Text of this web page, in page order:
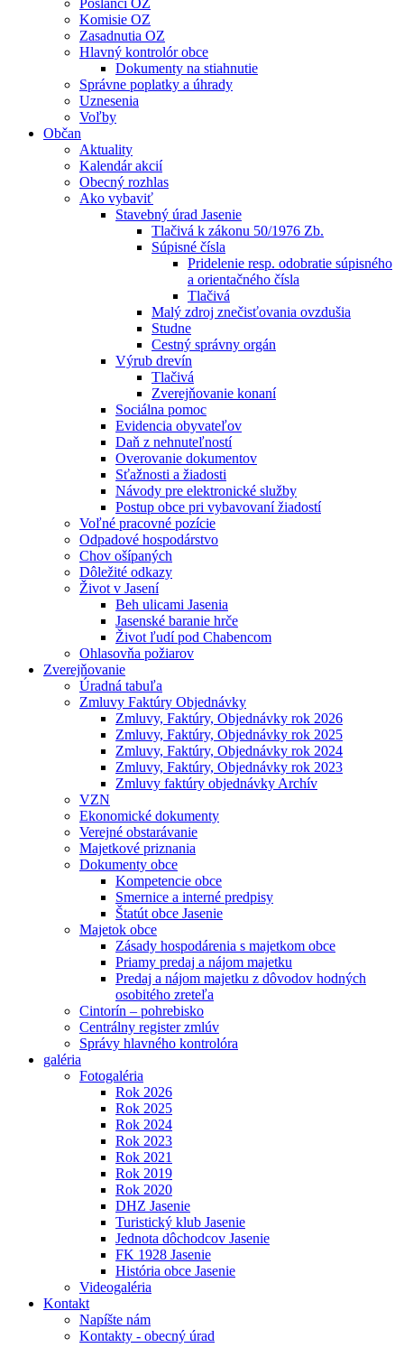
Poslanci OZ
Komisie OZ
Zasadnutia OZ
Hlavný kontrolór obce
Dokumenty na stiahnutie
Správne poplatky a úhrady
Uznesenia
Voľby
Občan
Aktuality
Kalendár akcií
Obecný rozhlas
Ako vybaviť
Stavebný úrad Jasenie
Tlačivá k zákonu 50/1976 Zb.
Súpisné čísla
Pridelenie resp. odobratie súpisného
a orientačného čísla
Tlačivá
Malý zdroj znečisťovania ovzdušia
Studne
Cestný správny orgán
Výrub drevín
Tlačivá
Zverejňovanie konaní
Sociálna pomoc
Evidencia obyvateľov
Daň z nehnuteľností
Overovanie dokumentov
Sťažnosti a žiadosti
Návody pre elektronické služby
Postup obce pri vybavovaní žiadostí
Voľné pracovné pozície
Odpadové hospodárstvo
Chov ošípaných
Dôležité odkazy
Život v Jasení
Beh ulicami Jasenia
Jasenské baranie hrče
Život ľudí pod Chabencom
Ohlasovňa požiarov
Zverejňovanie
Úradná tabuľa
Zmluvy Faktúry Objednávky
Zmluvy, Faktúry, Objednávky rok 2026
Zmluvy, Faktúry, Objednávky rok 2025
Zmluvy, Faktúry, Objednávky rok 2024
Zmluvy, Faktúry, Objednávky rok 2023
Zmluvy faktúry objednávky Archív
VZN
Ekonomické dokumenty
Verejné obstarávanie
Majetkové priznania
Dokumenty obce
Kompetencie obce
Smernice a interné predpisy
Štatút obce Jasenie
Majetok obce
Zásady hospodárenia s majetkom obce
Priamy predaj a nájom majetku
Predaj a nájom majetku z dôvodov hodných
osobitého zreteľa
Cintorín – pohrebisko
Centrálny register zmlúv
Správy hlavného kontrolóra
galéria
Fotogaléria
Rok 2026
Rok 2025
Rok 2024
Rok 2023
Rok 2021
Rok 2019
Rok 2020
DHZ Jasenie
Turistický klub Jasenie
Jednota dôchodcov Jasenie
FK 1928 Jasenie
História obce Jasenie
Videogaléria
Kontakt
Napíšte nám
Kontakty - obecný úrad